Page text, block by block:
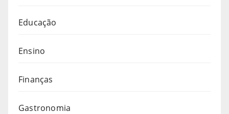
Educação
Ensino
Finanças
Gastronomia